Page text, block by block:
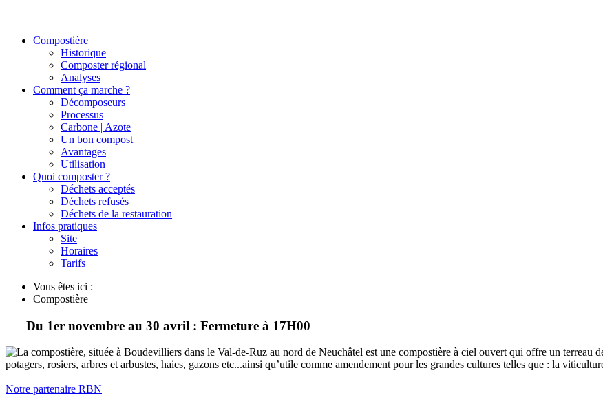
Compostière
Historique
Composter régional
Analyses
Comment ça marche ?
Décomposeurs
Processus
Carbone | Azote
Un bon compost
Avantages
Utilisation
Quoi composter ?
Déchets acceptés
Déchets refusés
Déchets de la restauration
Infos pratiques
Site
Horaires
Tarifs
Vous êtes ici :
Compostière
Du 1er novembre au 30 avril : Fermeture à 17H00
La compostière, située à Boudevilliers dans le Val-de-Ruz au nord de Neuchâtel est une compostière à ciel ouvert qui offre un terreau
potagers, rosiers, arbres et arbustes, haies, gazons etc...ainsi qu’utile comme amendement pour les grandes cultures telles que : la
Notre partenaire RBN